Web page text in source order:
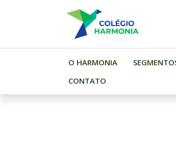
O HARMONIA
CONTATO